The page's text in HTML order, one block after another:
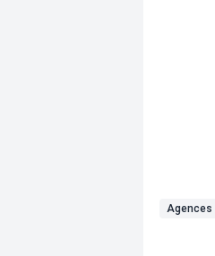
Agences